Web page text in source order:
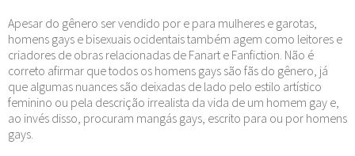
Apesar do gênero ser vendido por e para mulheres e garotas,
homens gays e bisexuais ocidentais também agem como leitores e
criadores de obras relacionadas de Fanart e Fanfiction. Não é
correto afirmar que todos os homens gays são fãs do gênero, já
que algumas nuances são deixadas de lado pelo estilo artístico
feminino ou pela descrição irrealista da vida de um homem gay e,
ao invés disso, procuram mangás gays, escrito para ou por homens
gays.